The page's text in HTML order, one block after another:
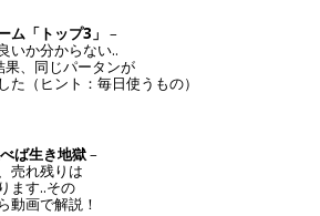
ム「トップ3」 –
いか分からない..
、同じパータンが
（ヒント：毎日使うもの）
ば生き地獄–
売れ残りは
ます..その
動画で解説！